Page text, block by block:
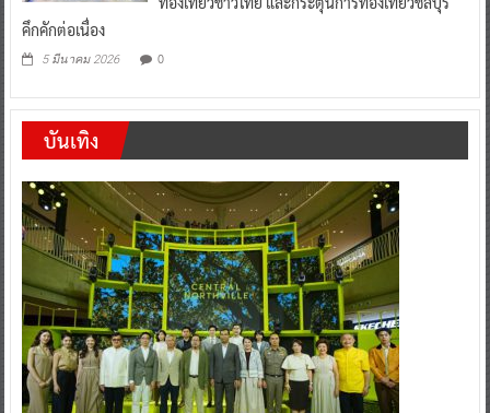
คึกคักต่อเนื่อง
5 มีนาคม 2026 0
บันเทิง